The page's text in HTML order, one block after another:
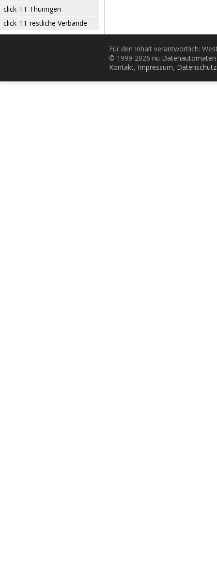
click-TT Thüringen
click-TT restliche Verbände
Für den Inhalt verantwortlich:
© 1999-2026 nu
Kontakt, Impressum, Datenschutz